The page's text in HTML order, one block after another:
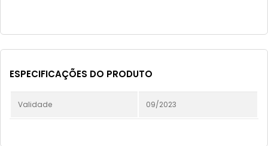
ESPECIFICAÇÕES DO PRODUTO
Validade 09/2023